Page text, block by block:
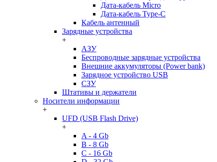
Дата-кабель Micro
Дата-кабель Type-C
Кабель антенный
Зарядные устройства
+
АЗУ
Беспроводные зарядные устройства
Внешние аккумуляторы (Power bank)
Зарядное устройство USB
СЗУ
Штативы и держатели
Носители информации
+
UFD (USB Flash Drive)
+
A - 4 Gb
B - 8 Gb
C - 16 Gb